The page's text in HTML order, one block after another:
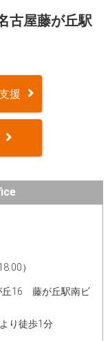
古屋藤が丘駅
援
）
丘16 藤が丘駅南ビ
り徒歩1分